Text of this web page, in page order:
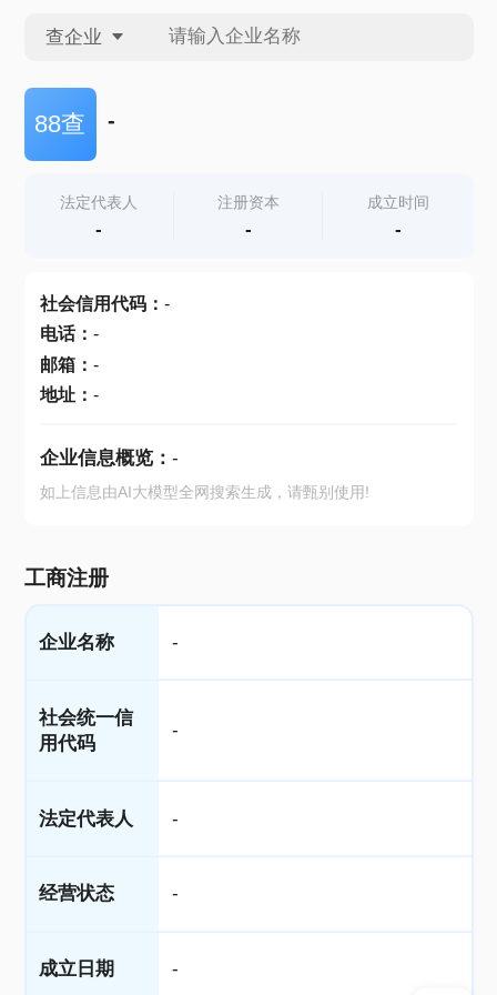
查企业
查企业
查产地
88查 -
法定代表人
-
注册资本
-
成立时间
-
社会信用代码： -
电话： -
邮箱： -
地址： -
企业信息概览： -
如上信息由AI大模型全网搜索生成，请甄别使用!
工商注册
企业名称 -
社会统一信
用代码
-
法定代表人 -
经营状态 -
成立日期 -